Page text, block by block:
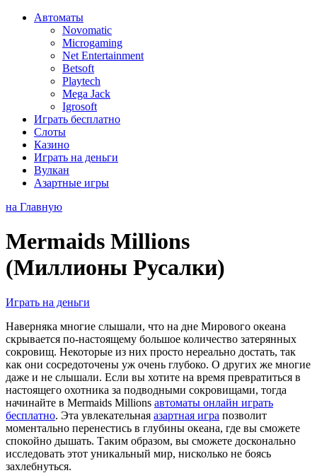
Автоматы
Novomatic
Microgaming
Net Entertainment
Betsoft
Playtech
Mega Jack
Igrosoft
Играть бесплатно
Слоты
Казино
Играть на деньги
Вулкан
Азартные игры
на Главную
Mermaids Millions
(Миллионы Русалки)
Играть на деньги
Наверняка многие слышали, что на дне Мирового океана
скрывается по-настоящему большое количество затерянных
сокровищ. Некоторые из них просто нереально достать, так
как они сосредоточены уж очень глубоко. О других же многие
даже и не слышали. Если вы хотите на время превратиться в
настоящего охотника за подводными сокровищами, тогда
начинайте в Mermaids Millions автоматы онлайн играть
бесплатно. Эта увлекательная азартная игра позволит
моментально перенестись в глубины океана, где вы сможете
спокойно дышать. Таким образом, вы сможете досконально
исследовать этот уникальный мир, нисколько не боясь
захлебнуться.